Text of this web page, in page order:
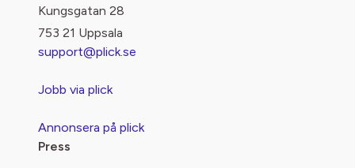
Kungsgatan 28
753 21 Uppsala
support@plick.se
Jobb via plick
Annonsera på plick
Press